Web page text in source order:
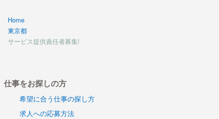
Home
東京都
サービス提供責任者募集!
仕事をお探しの方
希望に合う仕事の探し方
求人への応募方法